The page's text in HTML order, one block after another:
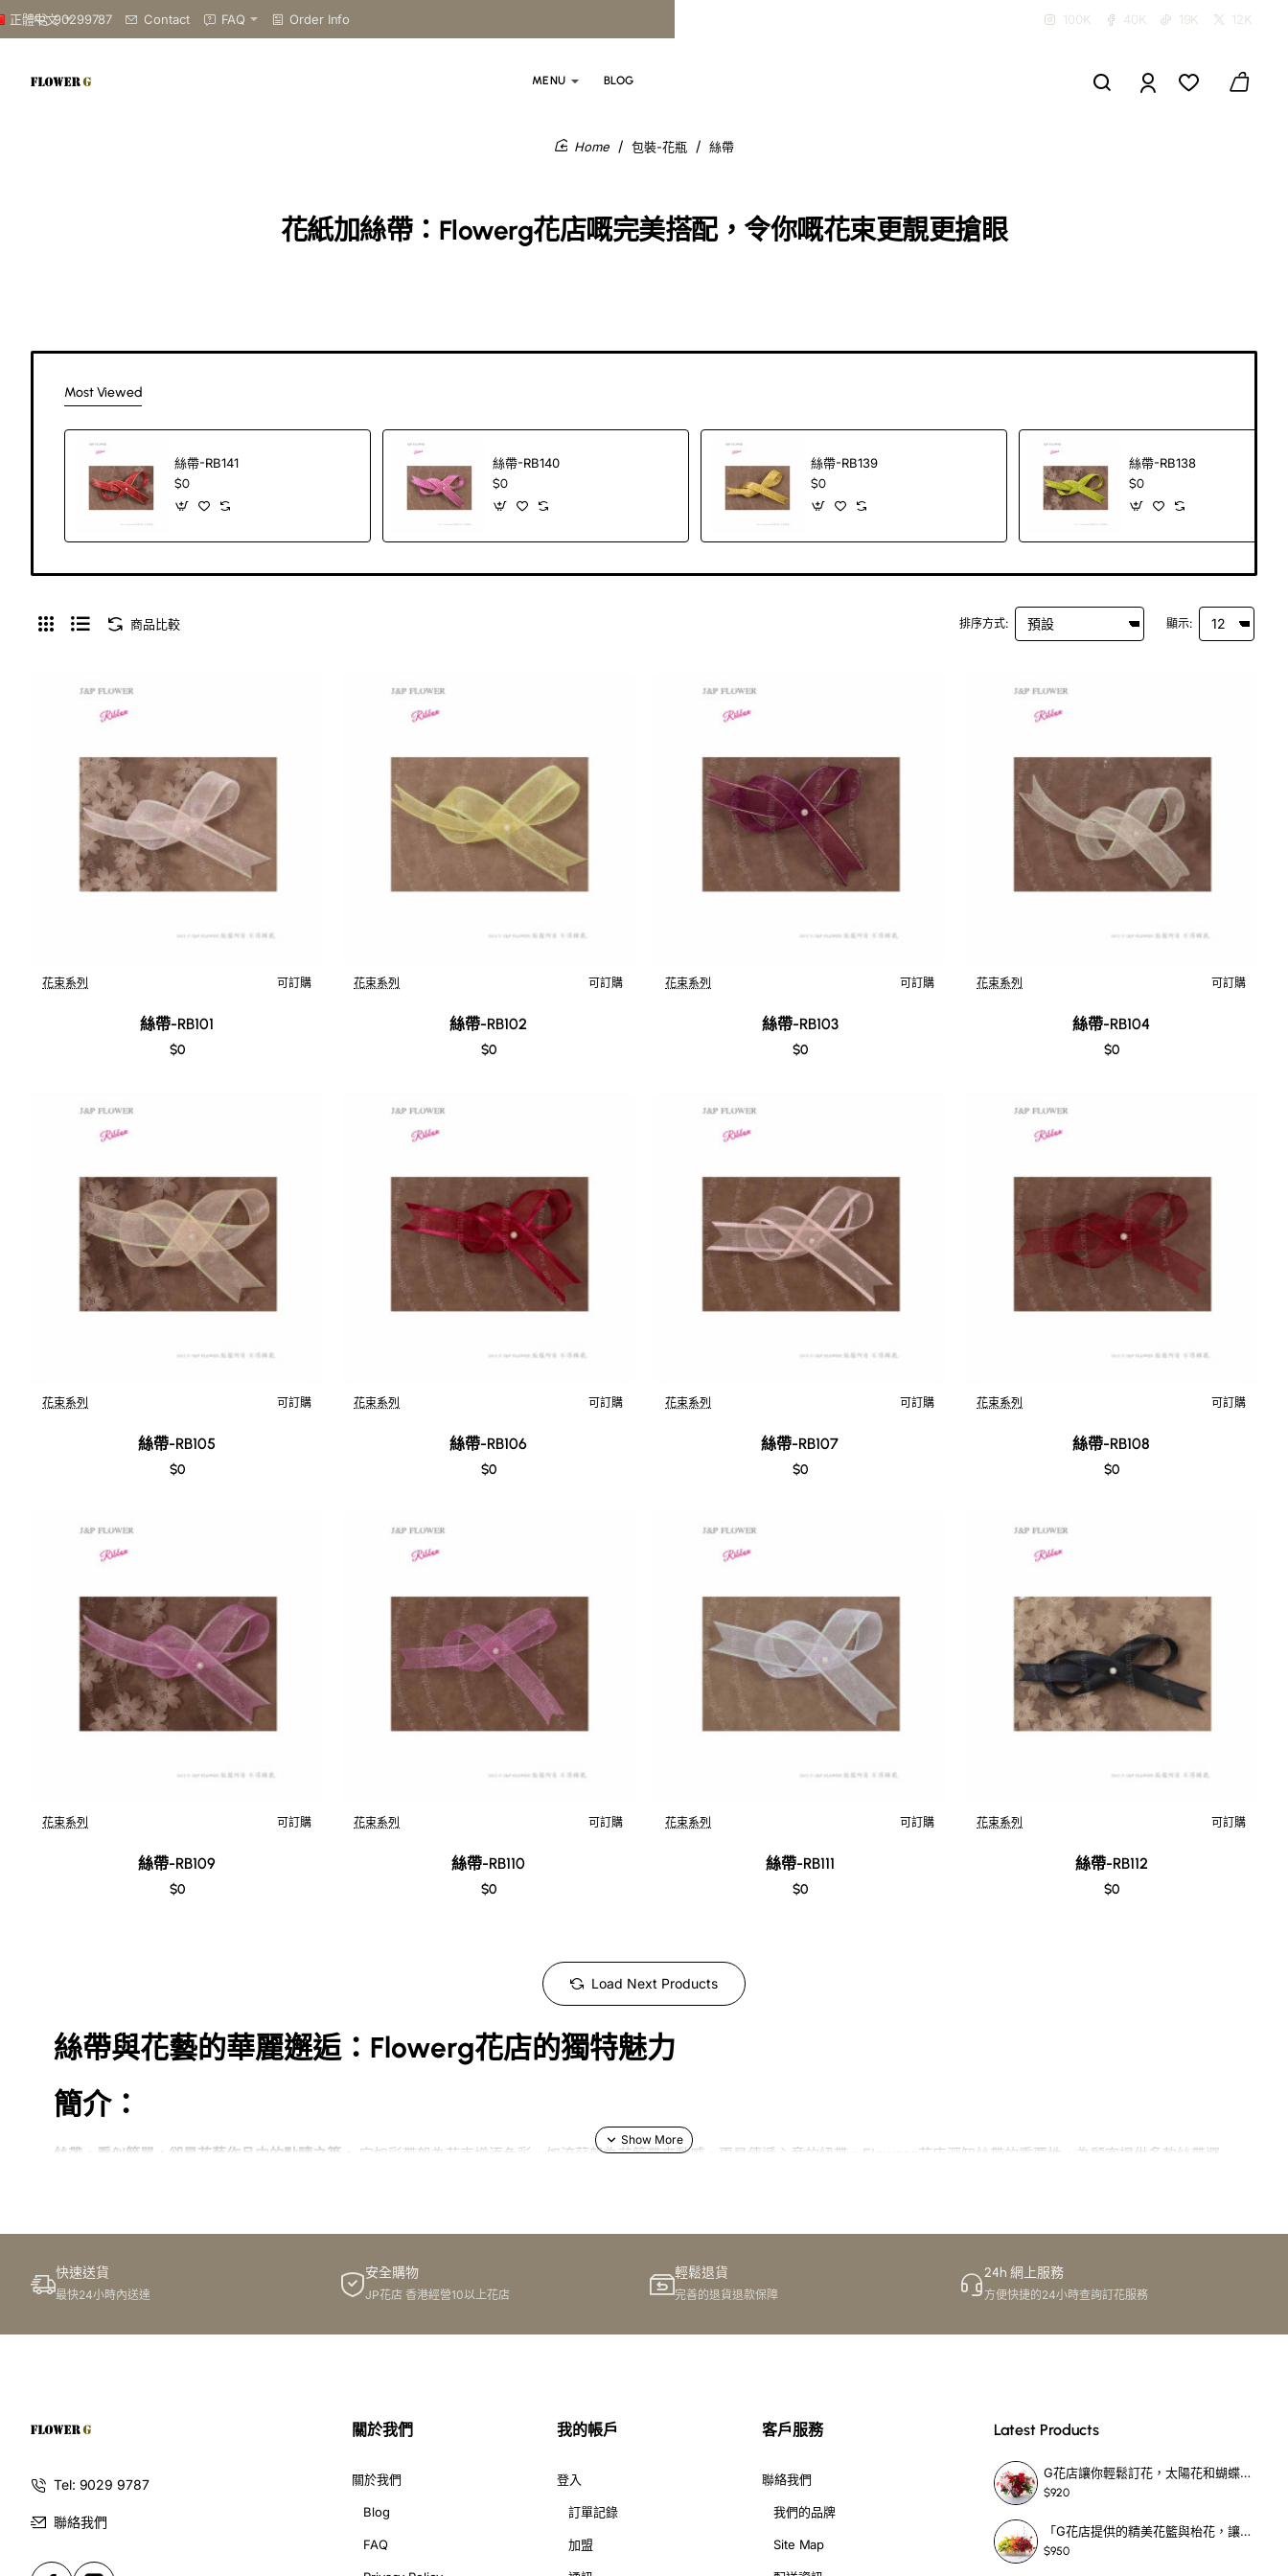
90299787 Contact FAQ Order Info
正體中文 100K 40K 19K 12K
MENU BLOG
花紙加絲帶：Flowerg花店嘅完美搭配，令你嘅花束更靚更搶眼
包裝-花瓶 絲帶
Most Viewed
絲帶-RB141
$0
絲帶-RB140
$0
絲帶-RB139
$0
絲帶-RB138
$0
商品比較 排序方式: 顯示:
花束系列 可訂購
絲帶-RB101
$0
花束系列 可訂購
絲帶-RB102
$0
花束系列 可訂購
絲帶-RB103
$0
花束系列 可訂購
絲帶-RB104
$0
花束系列 可訂購
絲帶-RB105
$0
花束系列 可訂購
絲帶-RB106
$0
花束系列 可訂購
絲帶-RB107
$0
花束系列 可訂購
絲帶-RB108
$0
花束系列 可訂購
絲帶-RB109
$0
花束系列 可訂購
絲帶-RB110
$0
花束系列 可訂購
絲帶-RB111
$0
花束系列 可訂購
絲帶-RB112
$0
Load Next Products
絲帶與花藝的華麗邂逅：Flowerg花店的獨特魅力
簡介：
絲帶，看似簡單，卻是花藝作品中的點睛之筆。
它如彩帶般為花束增添色彩，如流蘇般為花籃帶來動感，更是傳遞心意的紐帶。Flowerg花店深知絲帶的重要性，為顧客提供多款絲帶選
絲帶為什麼如此重要？
絲帶，作為花藝作品中的配角，卻能發揮畫龍點睛的作用。它能為花藝作品增添色彩、質感和風格，更能傳遞送花者的心意。一條精美嘅絲帶，可以令一束普通嘅花變得非凡，讓收花者
在Flowerg花店，我們為顧客提供多款絲帶選擇，滿足不同需求和品味。我們的絲帶款式多樣，包括：
顏色多樣：
我們提供嘅絲帶顏色豐富多彩，有紅色、粉色、藍色、紫色等，甚至有金屬色嘅絲帶，滿足你對任何顏色嘅需求。
我地嘅絲帶質地多元化，有柔軟嘅緞帶、光澤嘅紗帶、絨面嘅絨帶等，為你嘅花藝作品帶來唔同嘅視覺同觸覺享受。
寬度變化：
我地嘅絲帶款式獨特，有簡約嘅直條紋、優雅嘅波浪紋、精緻嘅花邊款式等，為你嘅花藝作品添上獨特嘅風格。
快速送貨
最快24小時內送達
安全購物
JP花店 香港經營10以上花店
輕鬆退貨
完善的退貨退款保障
24h 網上服務
方便快捷的24小時查詢訂花服務
Tel: 9029 9787
聯絡我們
關於我們
關於我們
Blog
FAQ
我的帳戶
登入
訂單記錄
加盟
客戶服務
聯絡我們
我們的品牌
Site Map
Latest Products
G花店讓你輕鬆訂花，太陽花和蝴蝶蘭花籃，適合每個重要時刻！-SF390
$920
「G花店提供的精美花籃與枱花，讓重要場合更顯祝賀與喜悅，適合各種用場！」-SF398
$950